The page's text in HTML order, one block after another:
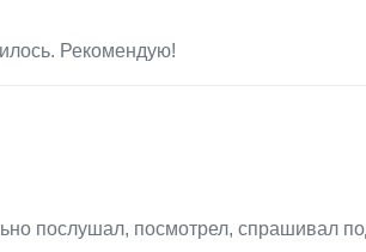
Рекомендую!
послушал, посмотрел, спрашивал